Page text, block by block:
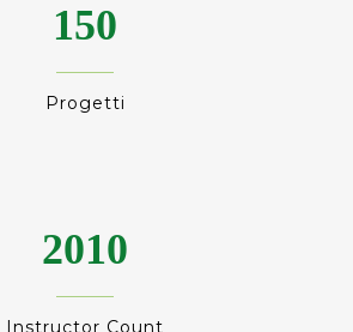
150
Progetti
2010
Instructor Count